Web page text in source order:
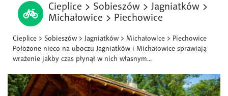
Cieplice > Sobieszów > Jagniatków >
Michałowice > Piechowice
Cieplice > Sobieszów > Jagniatków > Michałowice > Piechowice
Położone nieco na uboczu Jagniatków i Michałowice sprawiają
wrażenie jakby czas płynął w nich własnym...